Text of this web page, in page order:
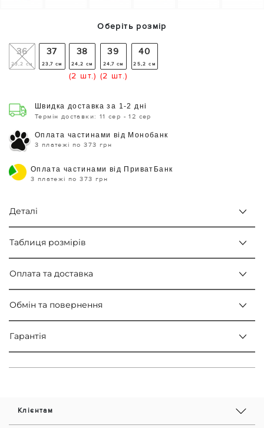
Оберіть розмір
36
23,2 см
37
23,7 см
38
24,2 см
(2 шт.)
39
24,7 см
(2 шт.)
40
25,2 см
Швидка доставка за 1-2 дні
Термін доставки: 11 сер - 12 сер
Оплата частинами від Монобанк
3 платежі по 373 грн
Оплата частинами від ПриватБанк
3 платежі по 373 грн
Деталі
Таблиця розмірів
Оплата та доставка
Обмін та повернення
Гарантія
Клієнтам